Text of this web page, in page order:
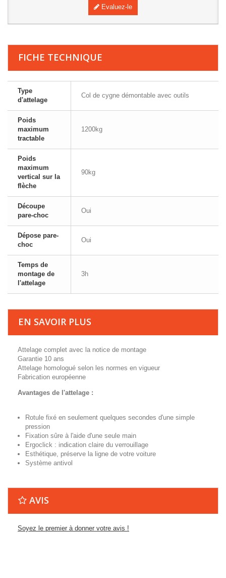
Evaluez-le
FICHE TECHNIQUE
Type
d'attelage
Col de cygne démontable avec outils
Poids
maximum
tractable
1200kg
Poids
maximum
vertical sur la
flèche
90kg
Découpe
pare-choc
Oui
Dépose pare-
choc
Oui
Temps de
montage de
l'attelage
3h
EN SAVOIR PLUS
Attelage complet avec la notice de montage
Garantie 10 ans
Attelage homologué selon les normes en vigueur
Fabrication européenne
Avantages de l'attelage :
Rotule fixé en seulement quelques secondes d'une simple
pression
Fixation sûre à l'aide d'une seule main
Ergoclick : indication claire du verrouillage
Esthétique, préserve la ligne de votre voiture
Système antivol
AVIS
Soyez le premier à donner votre avis !